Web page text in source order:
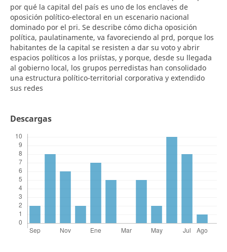
por qué la capital del país es uno de los enclaves de
oposición político-electoral en un escenario nacional
dominado por el pri. Se describe cómo dicha oposición
política, paulatinamente, va favoreciendo al prd, porque los
habitantes de la capital se resisten a dar su voto y abrir
espacios políticos a los priístas, y porque, desde su llegada
al gobierno local, los grupos perredistas han consolidado
una estructura político-territorial corporativa y extendido
sus redes
Descargas